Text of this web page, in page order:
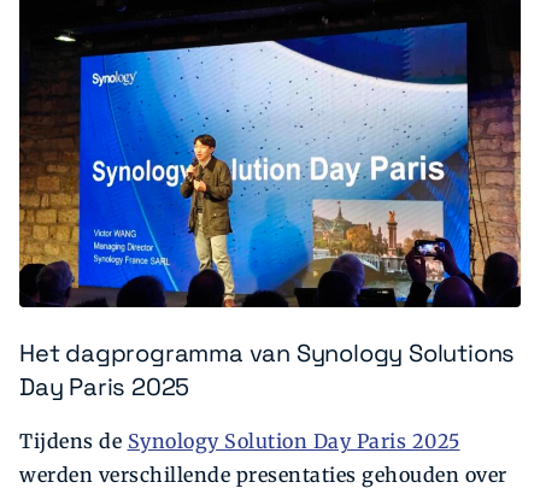
Het dagprogramma van Synology Solutions
Day Paris 2025
Tijdens de Synology Solution Day Paris 2025
werden verschillende presentaties gehouden over